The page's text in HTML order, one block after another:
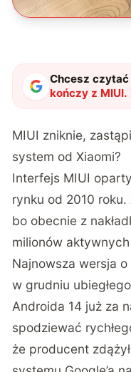
Chcesz
kończy z
czy lepszego?
MIUI zniknie,
system od Xiaomi?
Interfejs MIUI
rynku od 2010
bo obecnie z
milionów
Najnowsza wersja o
w grudniu
Androida 14 już za
spodziewać
że producent